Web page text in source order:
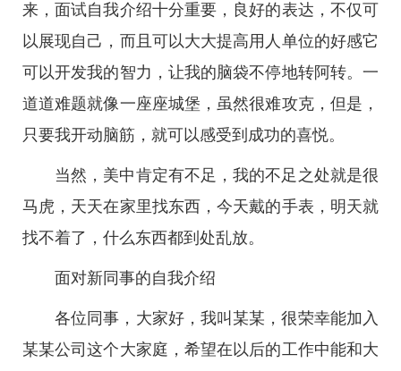
来，面试自我介绍十分重要，良好的表达，不仅可
以展现自己，而且可以大大提高用人单位的好感它
可以开发我的智力，让我的脑袋不停地转阿转。一
道道难题就像一座座城堡，虽然很难攻克，但是，
只要我开动脑筋，就可以感受到成功的喜悦。
当然，美中肯定有不足，我的不足之处就是很
马虎，天天在家里找东西，今天戴的手表，明天就
找不着了，什么东西都到处乱放。
面对新同事的自我介绍
各位同事，大家好，我叫某某，很荣幸能加入
某某公司这个大家庭，希望在以后的工作中能和大